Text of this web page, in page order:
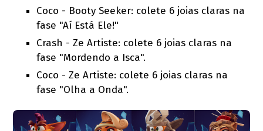
Coco - Booty Seeker: colete 6 joias claras na
fase "Aí Está Ele!"
Crash - Ze Artiste: colete 6 joias claras na
fase "Mordendo a Isca".
Coco - Ze Artiste: colete 6 joias claras na
fase "Olha a Onda".